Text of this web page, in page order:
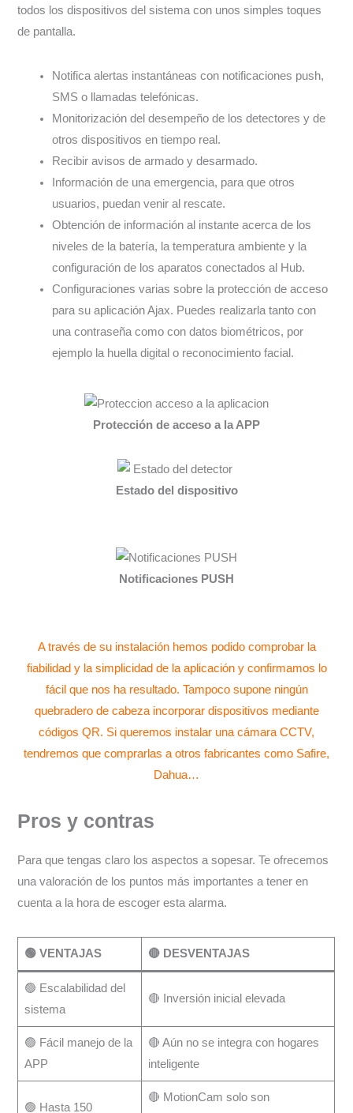
todos los dispositivos del sistema con unos simples toques
de pantalla.
Notifica alertas instantáneas con notificaciones push,
SMS o llamadas telefónicas.
Monitorización del desempeño de los detectores y de
otros dispositivos en tiempo real.
Recibir avisos de armado y desarmado.
Información de una emergencia, para que otros
usuarios, puedan venir al rescate.
Obtención de información al instante acerca de los
niveles de la batería, la temperatura ambiente y la
configuración de los aparatos conectados al Hub.
Configuraciones varias sobre la protección de acceso
para su aplicación Ajax. Puedes realizarla tanto con
una contraseña como con datos biométricos, por
ejemplo la huella digital o reconocimiento facial.
Protección de acceso a la APP
Estado del dispositivo
Notificaciones PUSH
A través de su instalación hemos podido comprobar la
fiabilidad y la simplicidad de la aplicación y confirmamos lo
fácil que nos ha resultado. Tampoco supone ningún
quebradero de cabeza incorporar dispositivos mediante
códigos QR. Si queremos instalar una cámara CCTV,
tendremos que comprarlas a otros fabricantes como Safire,
Dahua…
Pros y contras
Para que tengas claro los aspectos a sopesar. Te ofrecemos
una valoración de los puntos más importantes a tener en
cuenta a la hora de escoger esta alarma.
🟢 VENTAJAS 🔴 DESVENTAJAS
🟢 Escalabilidad del
sistema
🔴 Inversión inicial elevada
🟢 Fácil manejo de la
APP
🔴 Aún no se integra con hogares
inteligente
🟢 Hasta 150
🔴 MotionCam solo son